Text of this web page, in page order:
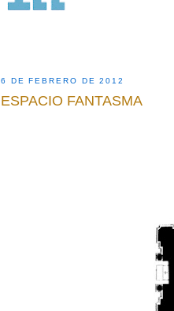
6 DE FEBRERO DE 2012
ESPACIO FANTASMA